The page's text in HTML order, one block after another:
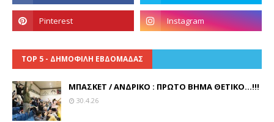
TOP 5 - ΔΗΜΟΦΙΛΗ ΕΒΔΟΜΑΔΑΣ
ΜΠΑΣΚΕΤ / ΑΝΔΡΙΚΟ : ΠΡΩΤΟ ΒΗΜΑ ΘΕΤΙΚΟ...!!!
30.4.26